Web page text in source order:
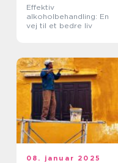
Effektiv
alkoholbehandling: En
vej til et bedre liv
08. januar 2025